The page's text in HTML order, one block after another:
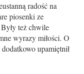
radość na
piosenki ze
też chwile
wyrazy miłości. O
upamiętnił